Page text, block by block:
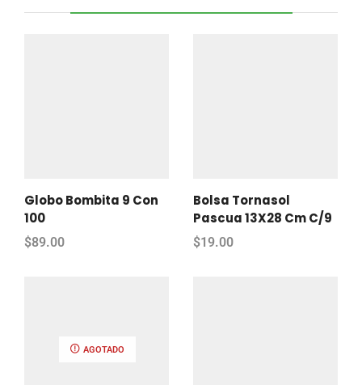
Globo Bombita 9 Con
100
$89.00
Bolsa Tornasol
Pascua 13X28 Cm C/9
$19.00
AGOTADO